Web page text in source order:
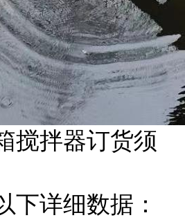
搅拌器订货须
下详细数据：